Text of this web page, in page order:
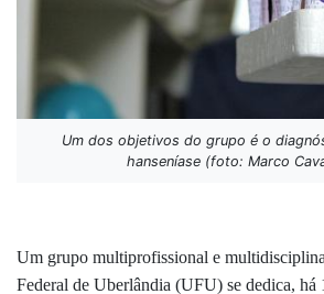
Um dos objetivos do grupo é o
hanseníase (foto: Marco
Um grupo multiprofissional e
Federal de Uberlândia (UFU) se dedica, há